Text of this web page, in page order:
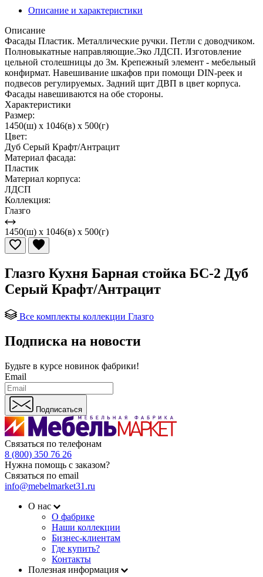
Описание и характеристики
Описание
Фасады Пластик. Металлические ручки. Петли с доводчиком.
Полновыкатные направляющие.Эко ЛДСП. Изготовление
цельной столешницы до 3м. Крепежный элемент - мебельный
конфирмат. Навешивание шкафов при помощи DIN-реек и
подвесов регулируемых. Задний щит ДВП в цвет корпуса.
Фасады навешиваются на обе стороны.
Характеристики
Размер:
1450(ш) x 1046(в) x 500(г)
Цвет:
Дуб Серый Крафт/Антрацит
Материал фасада:
Пластик
Материал корпуса:
ЛДСП
Коллекция:
Глазго
1450(ш) x 1046(в) x 500(г)
Глазго Кухня Барная стойка БС-2 Дуб
Серый Крафт/Антрацит
Все комплекты коллекции Глазго
Подписка на новости
Будьте в курсе новинок фабрики!
Email
Подписаться
Связаться по телефонам
8 (800) 350 76 26
Нужна помощь с заказом?
Связаться по email
info@mebelmarket31.ru
О нас
О фабрике
Наши коллекции
Бизнес-клиентам
Где купить?
Контакты
Полезная информация